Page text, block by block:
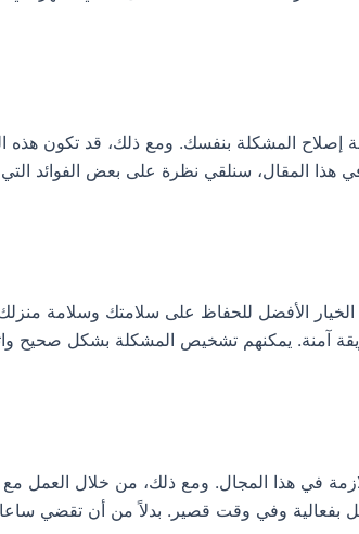
إصلاح المشكلة بنفسك. ومع ذلك، قد تكون هذه
هذا المقال، سنلقي نظرة على بعض الفوائد
الأفضل للحفاظ على سلامتك وسلامة منزلك.
آمنة. يمكنهم تشخيص المشكلة بشكل صحيح
في هذا المجال. ومع ذلك، من خلال العمل
بفعالية وفي وقت قصير. بدلاً من أن تقضي